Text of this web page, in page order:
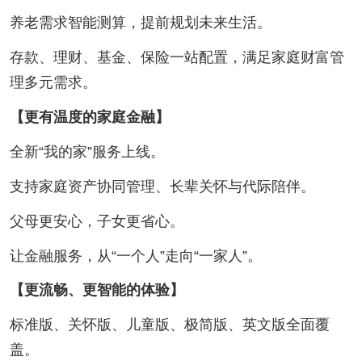
养老需求智能测算，提前规划未来生活。
存款、理财、基金、保险一站配置，满足家庭财富管
理多元需求。
【更有温度的家庭金融】
全新“我的家”服务上线。
支持家庭资产协同管理、长辈关怀与代际陪伴。
父母更安心，子女更省心。
让金融服务，从“一个人”走向“一家人”。
【更流畅、更智能的体验】
标准版、关怀版、儿童版、极简版、英文版全面覆
盖。